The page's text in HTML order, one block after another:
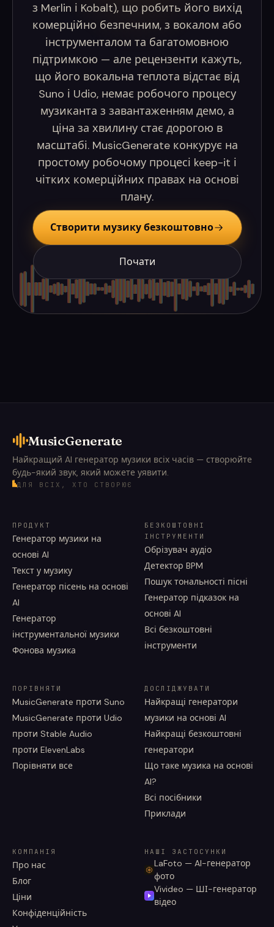
з Merlin і Kobalt), що робить його вихід
комерційно безпечним, з вокалом або
інструменталом та багатомовною
підтримкою — але рецензенти кажуть,
що його вокальна теплота відстає від
Suno і Udio, немає робочого процесу
музиканта з завантаженням демо, а
ціна за хвилину стає дорогою в
масштабі. MusicGenerate конкурує на
простому робочому процесі keep-it і
чітких комерційних правах на основі
плану.
Створити музику безкоштовно
Почати
MusicGenerate
Найкращий AI генератор музики всіх часів — створюйте
будь-який звук, який можете уявити.
ДЛЯ ВСІХ, ХТО СТВОРЮЄ
ПРОДУКТ
Генератор музики на
основі AI
Текст у музику
Генератор пісень на основі
AI
Генератор
інструментальної музики
Фонова музика
БЕЗКОШТОВНІ
ІНСТРУМЕНТИ
Обрізувач аудіо
Детектор BPM
Пошук тональності пісні
Генератор підказок на
основі AI
Всі безкоштовні
інструменти
ПОРІВНЯТИ
MusicGenerate проти Suno
MusicGenerate проти Udio
проти Stable Audio
проти ElevenLabs
Порівняти все
ДОСЛІДЖУВАТИ
Найкращі генератори
музики на основі AI
Найкращі безкоштовні
генератори
Що таке музика на основі
AI?
Всі посібники
Приклади
КОМПАНІЯ
Про нас
Блог
Ціни
Конфіденційність
НАШІ ЗАСТОСУНКИ
LaFoto — AI-генератор
фото
Vivideo — ШІ-генератор
відео